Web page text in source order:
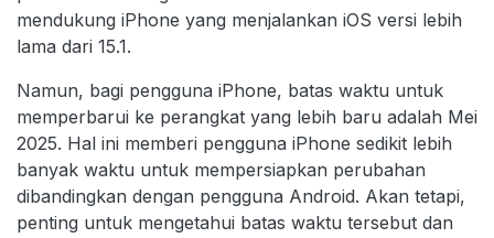
mendukung iPhone yang menjalankan iOS versi lebih
lama dari 15.1.
Namun, bagi pengguna iPhone, batas waktu untuk
memperbarui ke perangkat yang lebih baru adalah Mei
2025. Hal ini memberi pengguna iPhone sedikit lebih
banyak waktu untuk mempersiapkan perubahan
dibandingkan dengan pengguna Android. Akan tetapi,
penting untuk mengetahui batas waktu tersebut dan